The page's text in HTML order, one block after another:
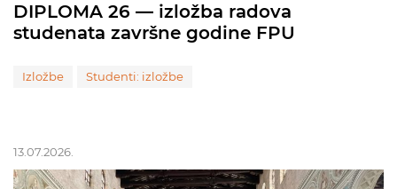
DIPLOMA 26 — izložba radova
studenata završne godine FPU
Izložbe Studenti: izložbe
13.07.2026.